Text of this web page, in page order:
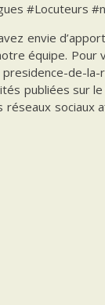
#Locuteurs
envie
équipe. Pour
de-la-
publiées sur
sociaux